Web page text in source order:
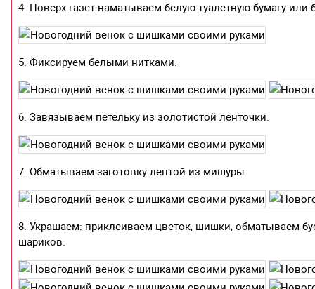
4. Поверх газет наматываем белую туалетную бумагу
5. Фиксируем белыми нитками.
6. Завязываем петельку из золотистой ленточки.
7. Обматываем заготовку лентой из мишуры.
8. Украшаем: приклеиваем цветок, шишки, обматываем
шариков.